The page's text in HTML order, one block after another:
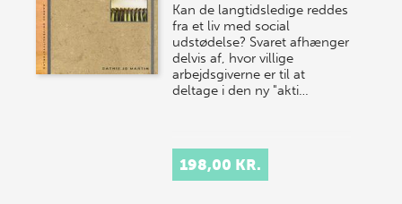
Kan de langtidsledige reddes
fra et liv med social
udstødelse? Svaret afhænger
delvis af, hvor villige
arbejdsgiverne er til at
deltage i den ny "akti…
198,00 KR.